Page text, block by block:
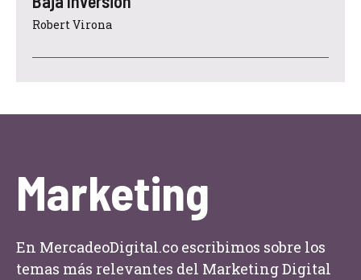
Robert Virona
Marketing
En MercadeoDigital.co escribimos sobre los
temas más relevantes del Marketing Digital